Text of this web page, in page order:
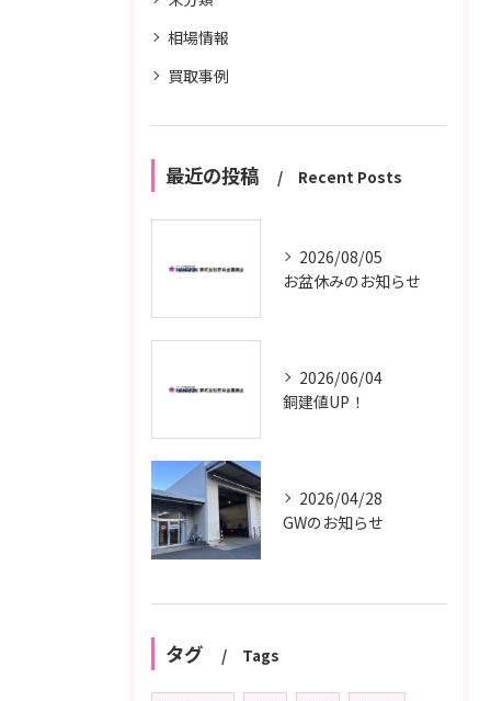
相場情報
買取事例
最近の投稿 Recent Posts
2026/08/05
お盆休みのお知らせ
2026/06/04
銅建値UP！
2026/04/28
GWのお知らせ
タグ Tags